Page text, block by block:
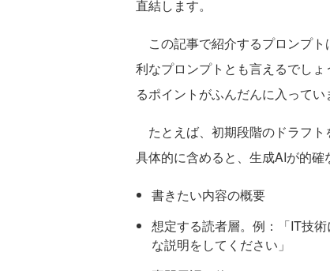
直結します。
この記事で紹介するプロンプト
利なプロンプトとも言えるでし
るポイントがふんだんに入ってい
たとえば、初期段階のドラフト
具体的に含めると、生成AIが的確
書きたい内容の概要
想定する読者層。例：「IT技
な説明をしてください」